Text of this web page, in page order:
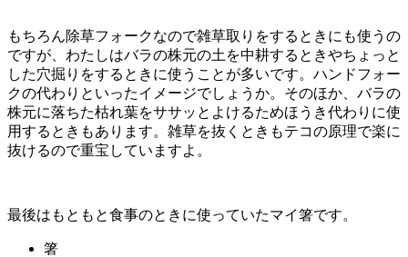
もちろん除草フォークなので雑草取りをするときにも使うの
ですが、わたしはバラの株元の土を中耕するときやちょっと
した穴掘りをするときに使うことが多いです。ハンドフォー
クの代わりといったイメージでしょうか。そのほか、バラの
株元に落ちた枯れ葉をササッとよけるためほうき代わりに使
用するときもあります。雑草を抜くときもテコの原理で楽に
抜けるので重宝していますよ。
最後はもともと食事のときに使っていたマイ箸です。
箸